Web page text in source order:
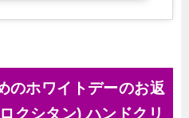
のホワイトデーのお返
クシタン) ハンドクリ